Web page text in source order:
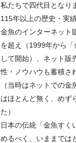
私たちで四代目となり
115年以上の歴史・実
金魚のインターネット
を超え（1999年から「
して開始）、ネット販
性・ノウハウも蓄積さ
（当時はネットでの
はほとんど無く、めず
た）
日本の伝統「金魚すく
めるべく、いままでは